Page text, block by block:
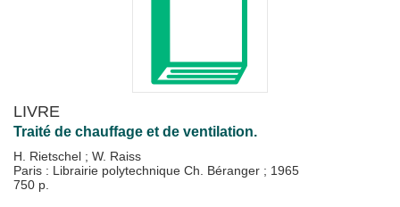
LIVRE
Traité de chauffage et de ventilation.
H. Rietschel ; W. Raiss
Paris : Librairie polytechnique Ch. Béranger ; 1965
750 p.